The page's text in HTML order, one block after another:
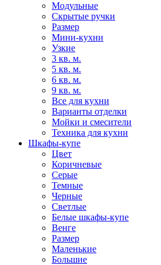
Модульные
Скрытые ручки
Размер
Мини-кухни
Узкие
3 кв. м.
5 кв. м.
6 кв. м.
9 кв. м.
Все для кухни
Варианты отделки
Мойки и смесители
Техника для кухни
Шкафы-купе
Цвет
Коричневые
Серые
Темные
Черные
Светлые
Белые шкафы-купе
Венге
Размер
Маленькие
Большие